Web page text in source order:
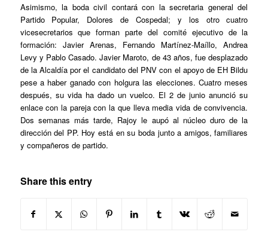
Asimismo, la boda civil contará con la secretaria general del
Partido Popular, Dolores de Cospedal; y los otro cuatro
vicesecretarios que forman parte del comité ejecutivo de la
formación: Javier Arenas, Fernando Martínez-Maíllo, Andrea
Levy y Pablo Casado. Javier Maroto, de 43 años, fue desplazado
de la Alcaldía por el candidato del PNV con el apoyo de EH Bildu
pese a haber ganado con holgura las elecciones. Cuatro meses
después, su vida ha dado un vuelco. El 2 de junio anunció su
enlace con la pareja con la que lleva media vida de convivencia.
Dos semanas más tarde, Rajoy le aupó al núcleo duro de la
dirección del PP. Hoy está en su boda junto a amigos, familiares
y compañeros de partido.
Share this entry